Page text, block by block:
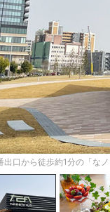
出口から徒歩約1分の「な